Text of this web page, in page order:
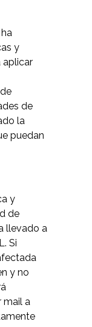
y
aplicar
de
la
puedan
y
de
llevado a
Si
y no
mail a